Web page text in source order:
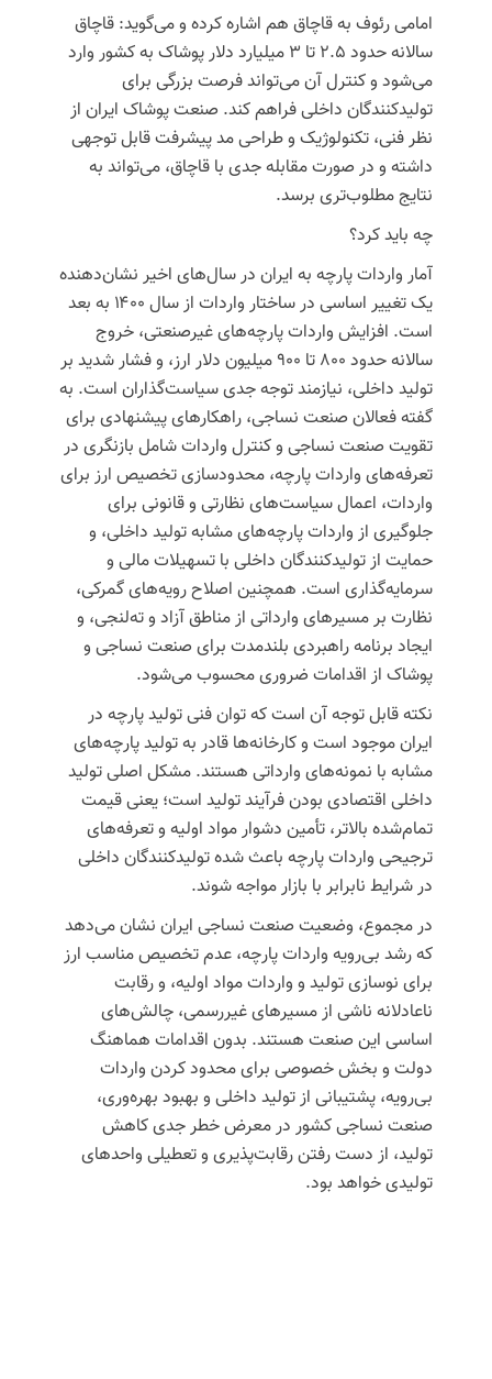
امامی رئوف به قاچاق هم اشاره کرده و می‌گوید: قاچاق
سالانه حدود ۲.۵ تا ۳ میلیارد دلار پوشاک به کشور وارد
می‌شود و کنترل آن می‌تواند فرصت بزرگی برای
تولیدکنندگان داخلی فراهم کند. صنعت پوشاک ایران از
نظر فنی، تکنولوژیک و طراحی مد پیشرفت قابل توجهی
داشته و در صورت مقابله جدی با قاچاق، می‌تواند به
نتایج مطلوب‌تری برسد.
چه باید کرد؟
آمار واردات پارچه به ایران در سال‌های اخیر نشان‌دهنده
یک تغییر اساسی در ساختار واردات از سال ۱۴۰۰ به بعد
است. افزایش واردات پارچه‌های غیرصنعتی، خروج
سالانه حدود ۸۰۰ تا ۹۰۰ میلیون دلار ارز، و فشار شدید بر
تولید داخلی، نیازمند توجه جدی سیاست‌گذاران است. به
گفته فعالان صنعت نساجی، راهکارهای پیشنهادی برای
تقویت صنعت نساجی و کنترل واردات شامل بازنگری در
تعرفه‌های واردات پارچه، محدودسازی تخصیص ارز برای
واردات، اعمال سیاست‌های نظارتی و قانونی برای
جلوگیری از واردات پارچه‌های مشابه تولید داخلی، و
حمایت از تولیدکنندگان داخلی با تسهیلات مالی و
سرمایه‌گذاری است. همچنین اصلاح رویه‌های گمرکی،
نظارت بر مسیرهای وارداتی از مناطق آزاد وته‌لنجی، و
ایجاد برنامه راهبردی بلندمدت برای صنعت نساجی و
پوشاک از اقدامات ضروری محسوب می‌شود.
نکته قابل توجه آن است که توان فنی تولید پارچه در
ایران موجود است و کارخانه‌ها قادر به تولید پارچه‌های
مشابه با نمونه‌های وارداتی هستند. مشکل اصلی تولید
داخلی اقتصادی بودن فرآیند تولید است؛ یعنی قیمت
تمام‌شده بالاتر، تأمین دشوار مواد اولیه و تعرفه‌های
ترجیحی واردات پارچه باعث شده تولیدکنندگان داخلی
در شرایط نابرابر با بازار مواجه شوند.
در مجموع، وضعیت صنعت نساجی ایران نشان می‌دهد
که رشد بی‌رویه واردات پارچه، عدم تخصیص مناسب ارز
برای نوسازی تولید و واردات مواد اولیه، و رقابت
ناعادلانه ناشی از مسیرهای غیررسمی، چالش‌های
اساسی این صنعت هستند. بدون اقدامات هماهنگ
دولت و بخش خصوصی برای محدود کردن واردات
بی‌رویه، پشتیبانی از تولید داخلی و بهبود بهره‌وری،
صنعت نساجی کشور در معرض خطر جدی کاهش
تولید، از دست رفتن رقابت‌پذیری و تعطیلی واحدهای
تولیدی خواهد بود.